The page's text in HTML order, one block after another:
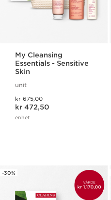
My Cleansing
Essentials - Sensitive
Skin
unit
Tidligere pris kr 675,00
kr 675,00
Nåværende pris kr 472,50
kr 472,50
enhet
-30%